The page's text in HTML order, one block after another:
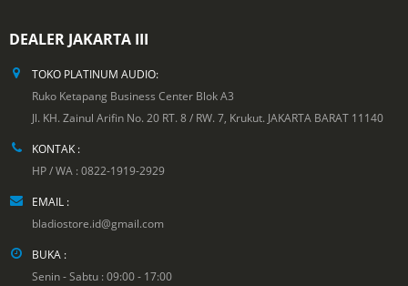
DEALER JAKARTA III
TOKO PLATINUM AUDIO:
Ruko Ketapang Business Center Blok A3
Jl. KH. Zainul Arifin No. 20 RT. 8 / RW. 7, Krukut. JAKARTA BARAT 11140
KONTAK :
HP / WA : 0822-1919-2929
EMAIL :
bladiostore.id@gmail.com
BUKA :
Senin - Sabtu : 09:00 - 17:00